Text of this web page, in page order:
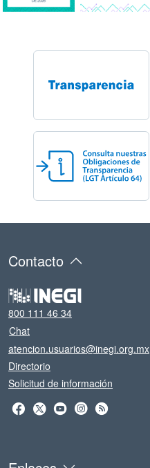
Contacto
800 111 46 34
Chat
atencion.usuarios@inegi.org.mx
Directorio
Solicitud de información